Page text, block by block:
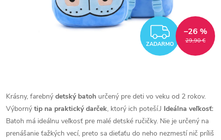
ZADARMO 29,90 €
–26 %
Krásny, farebný detský batoh určený pre deti vo veku od 2 rokov.
Výborný tip na praktický darček, ktorý ich poteší.J Ideálna veľkosť:
Batoh má ideálnu veľkosť pre malé detské ručičky. Nie je určený na
prenášanie ťažkých vecí, preto sa dieťaťu do neho nezmestí nič príliš